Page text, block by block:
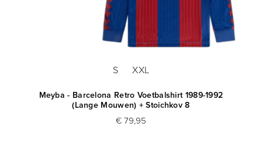
S XXL
Meyba - Barcelona Retro Voetbalshirt 1989-1992
(Lange Mouwen) + Stoichkov 8
€ 79,95